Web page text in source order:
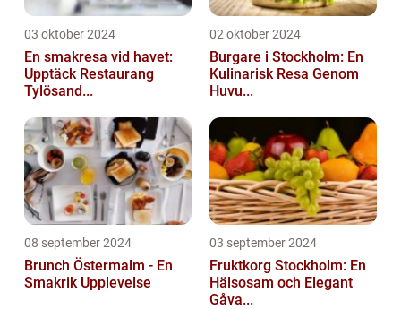
03 oktober 2024
En smakresa vid havet:
Upptäck Restaurang
Tylösand...
02 oktober 2024
Burgare i Stockholm: En
Kulinarisk Resa Genom
Huvu...
08 september 2024
Brunch Östermalm - En
Smakrik Upplevelse
03 september 2024
Fruktkorg Stockholm: En
Hälsosam och Elegant
Gåva...